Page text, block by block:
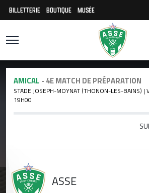
BILLETTERIE BOUTIQUE MUSÉE
AMICAL - 4E MATCH DE PRÉPARATION
STADE JOSEPH-MOYNAT (THONON-LES-BAINS) |
19H00
ASSE